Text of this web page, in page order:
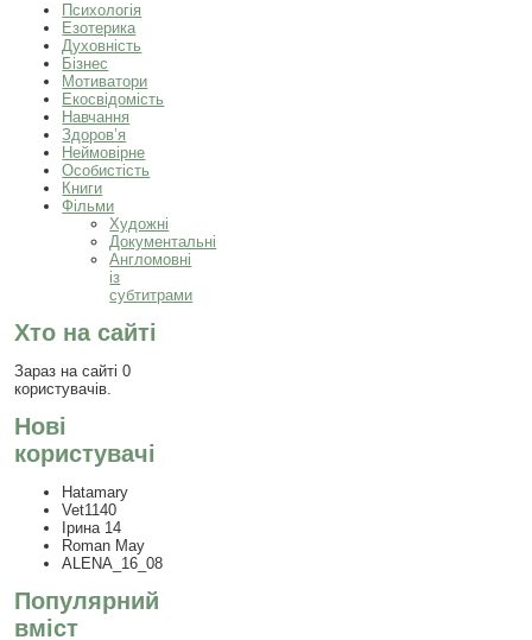
Психологія
Езотерика
Духовність
Бізнес
Мотиватори
Екосвідомість
Навчання
Здоров’я
Неймовірне
Особистість
Книги
Фільми
Художні
Документальні
Англомовні
із
субтитрами
Хто на сайті
Зараз на сайті 0
користувачів.
Нові
користувачі
Hatamary
Vet1140
Ірина 14
Roman May
ALENA_16_08
Популярний
вміст